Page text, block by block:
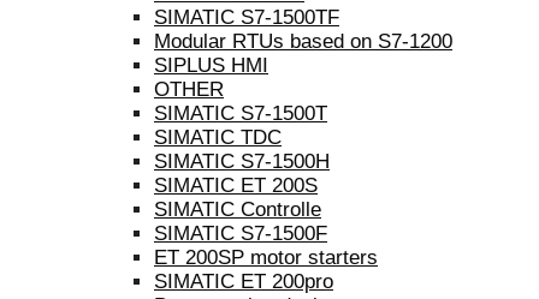
SIMATIC S7-1500TF
Modular RTUs based on S7-1200
SIPLUS HMI
OTHER
SIMATIC S7-1500T
SIMATIC TDC
SIMATIC S7-1500H
SIMATIC ET 200S
SIMATIC Controlle
SIMATIC S7-1500F
ET 200SP motor starters
SIMATIC ET 200pro